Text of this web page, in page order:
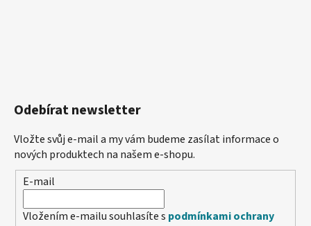
Odebírat newsletter
Vložte svůj e-mail a my vám budeme zasílat informace o
nových produktech na našem e-shopu.
E-mail
Vložením e-mailu souhlasíte s podmínkami ochrany